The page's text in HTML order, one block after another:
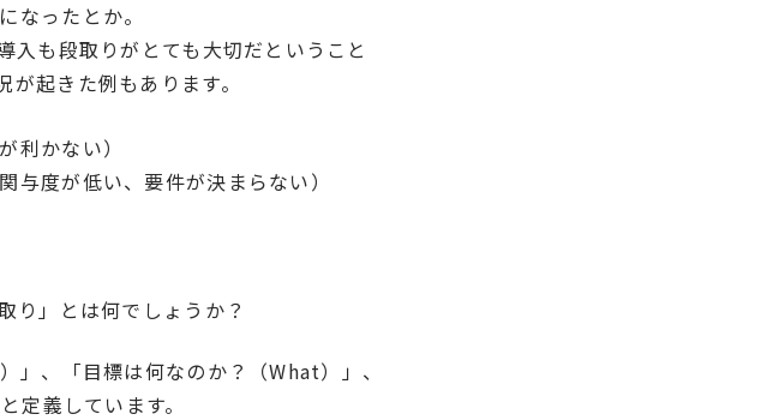
なったとか。
入も段取りがとても大切だということ
起きた例もあります。
利かない）
与度が低い、要件が決まらない）
り」とは何でしょうか？
」、「目標は何なのか？（What）」、
定義しています。